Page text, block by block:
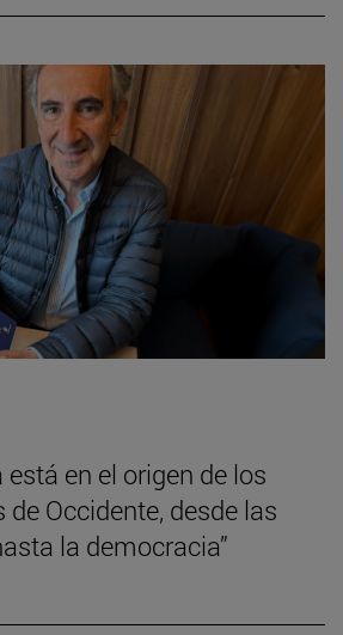
está en el origen de los
Occidente, desde las
la democracia”